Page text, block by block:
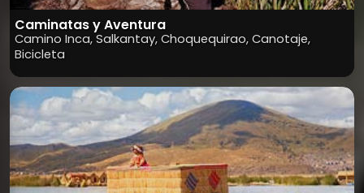
Caminatas y Aventura
Camino Inca, Salkantay, Choquequirao, Canotaje,
Bicicleta